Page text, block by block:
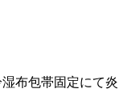
布包帯固定にて炎